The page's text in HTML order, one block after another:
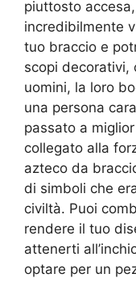
piuttosto
incredibilmente
tuo braccio e
scopi decorativi,
uomini, la loro
una persona
passato a
collegato alla
azteco da
di simboli che
civiltà. Puoi
rendere il tuo
attenerti
optare per un